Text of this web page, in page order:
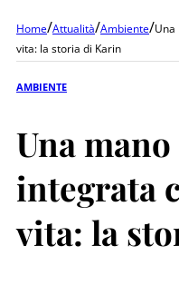
Home/Attualità/Ambiente/Una
vita: la storia di Karin
AMBIENTE
Una
integrata
vita: la